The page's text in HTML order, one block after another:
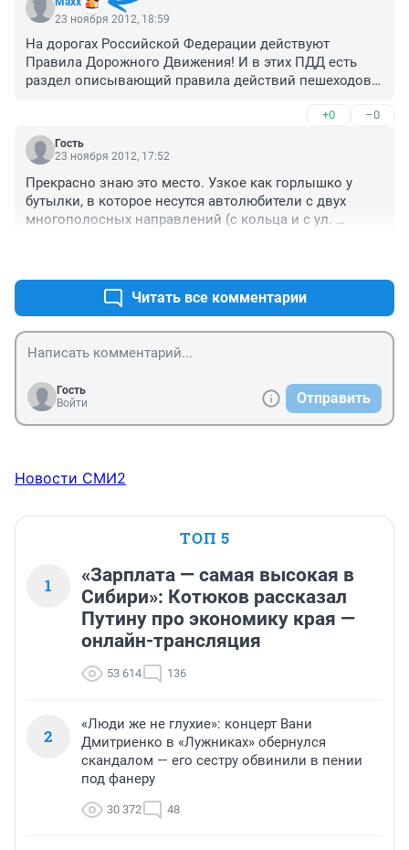
23 ноября 2012, 18:59
На дорогах Российской Федерации действуют
Правила Дорожного Движения! И в этих ПДД есть
раздел описывающий правила действий пешеходов.
+0 –0
Гость
23 ноября 2012, 17:52
Прекрасно знаю это место. Узкое как горлышко у
бутылки, в которое несутся автолюбители с двух
многополосных направлений (с кольца и с ул.
этом месте до сих пор нет хотя бы светофора?!
Наверное боятся, что это будет лишний повод для
пробок... А машины бьются, люди гибнут..
Читать все комментарии
Гость
Войти
Отправить
Новости СМИ2
ТОП 5
1
«Зарплата — самая высокая в
Сибири»: Котюков рассказал
Путину про экономику края —
онлайн-трансляция
53 614 136
2
«Люди же не глухие»: концерт Вани
Дмитриенко в «Лужниках» обернулся
скандалом — его сестру обвинили в пении
под фанеру
30 372 48